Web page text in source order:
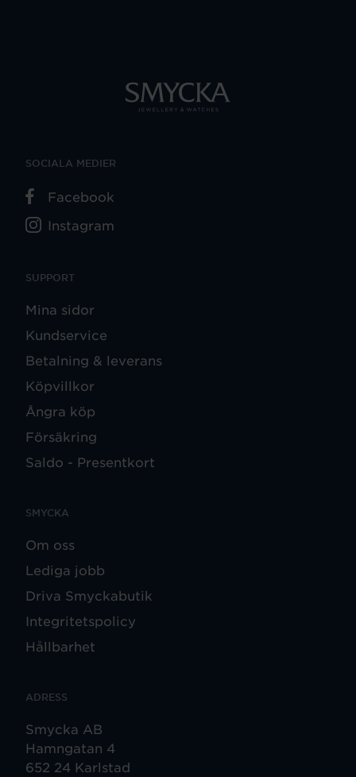
SUPPORT
Mina sidor
Kundservice
Betalning & leverans
Köpvillkor
Ångra köp
Försäkring
Saldo - Presentkort
SMYCKA
Om oss
Lediga jobb
Driva Smyckabutik
Integritetspolicy
Hållbarhet
ADRESS
Smycka AB
Hamngatan 4
652 24 Karlstad
SOCIALA MEDIER
Facebook
Instagram